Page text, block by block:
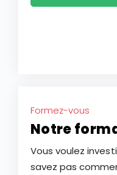
Formez-vous
Notre
Vous voulez
savez pas